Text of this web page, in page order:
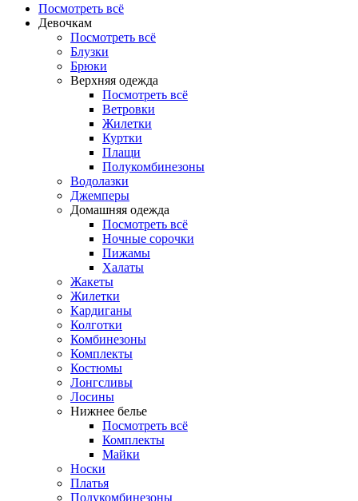
Посмотреть всё
Девочкам
Посмотреть всё
Блузки
Брюки
Верхняя одежда
Посмотреть всё
Ветровки
Жилетки
Куртки
Плащи
Полукомбинезоны
Водолазки
Джемперы
Домашняя одежда
Посмотреть всё
Ночные сорочки
Пижамы
Халаты
Жакеты
Жилетки
Кардиганы
Колготки
Комбинезоны
Комплекты
Костюмы
Лонгсливы
Лосины
Нижнее белье
Посмотреть всё
Комплекты
Майки
Носки
Платья
Полукомбинезоны